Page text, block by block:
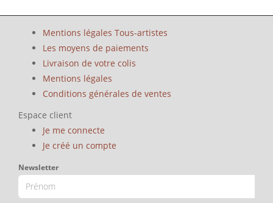
Mentions légales Tous-artistes
Les moyens de paiements
Livraison de votre colis
Mentions légales
Conditions générales de ventes
Espace client
Je me connecte
Je créé un compte
Newsletter